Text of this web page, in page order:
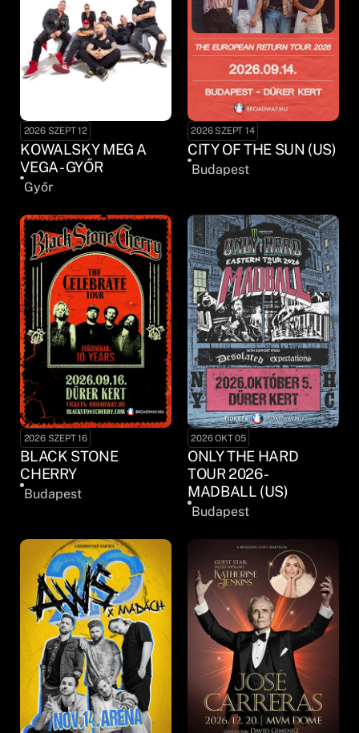
2026 SZEPT 12
KOWALSKY MEG A
VEGA - GYŐR
Győr
2026 SZEPT 14
CITY OF THE SUN (US)
Budapest
2026 SZEPT 16
BLACK STONE
CHERRY
Budapest
2026 OKT 05
ONLY THE HARD
TOUR 2026 -
MADBALL (US)
Budapest